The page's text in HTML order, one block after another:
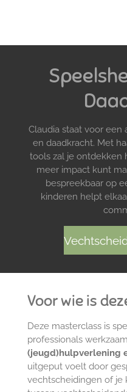
Claudia staat voor een
en daadkracht. Met
tools zal je ontdekken
meer impact kunt
bespreekbaar op
kinderen helpt
Voor wie is
Deze masterclass is
professionals
(jeugd)hulpverlening
uitgeput voelt door
vechtscheidingen of je